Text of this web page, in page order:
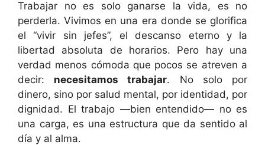
Trabajar no es solo ganarse la vida, es no
perderla. Vivimos en una era donde se glorifica
el “vivir sin jefes”, el descanso eterno y la
libertad absoluta de horarios. Pero hay una
verdad menos cómoda que pocos se atreven a
decir: necesitamos trabajar. No solo por
dinero, sino por salud mental, por identidad, por
dignidad. El trabajo —bien entendido— no es
una carga, es una estructura que da sentido al
día y al alma.